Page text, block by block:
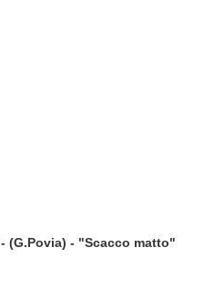
- (G.Povia) - "Scacco matto"